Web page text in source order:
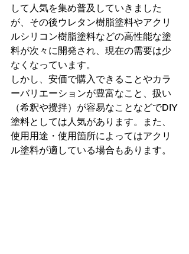
して人気を集め普及していきました
が、その後ウレタン樹脂塗料やアクリ
ルシリコン樹脂塗料などの高性能な塗
料が次々に開発され、現在の需要は少
なくなっています。
しかし、安価で購入できることやカラ
ーバリエーションが豊富なこと、扱い
（希釈や攪拌）が容易なことなどでDIY
塗料としては人気があります。また、
使用用途・使用箇所によってはアクリ
ル塗料が適している場合もあります。